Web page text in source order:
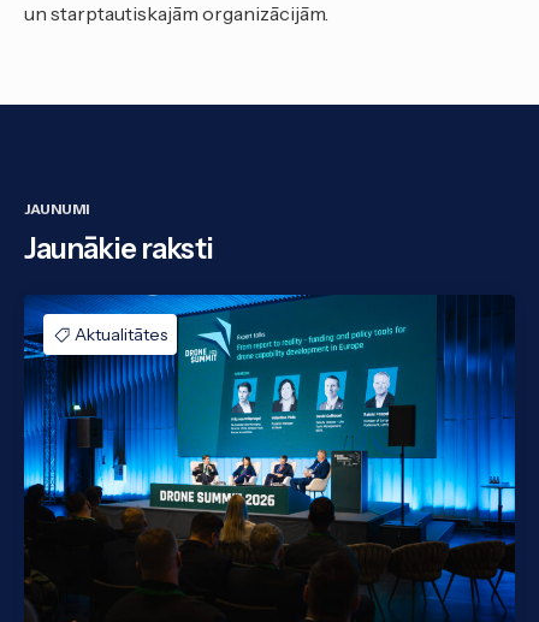
un starptautiskajām organizācijām.
JAUNUMI
Jaunākie raksti
Aktualitātes